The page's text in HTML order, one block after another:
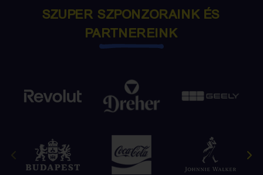
SZUPER SZPONZORAINK ÉS
PARTNEREINK